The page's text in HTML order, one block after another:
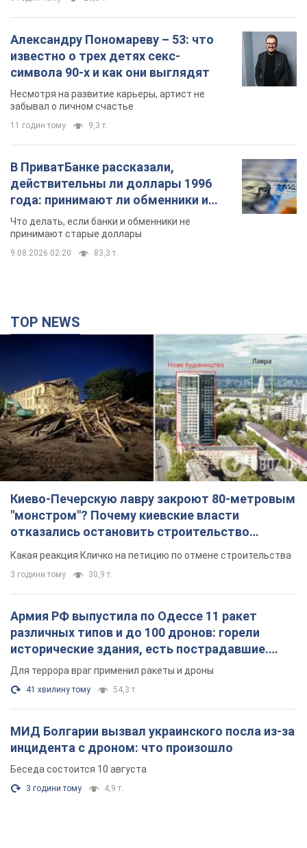
Александру Пономареву – 53: что
известно о трех детях секс-
символа 90-х и как они выглядят
Несмотря на развитие карьеры, артист не
забывал о личном счастье
11 годин тому 9,3 т.
В ПриватБанке рассказали,
действительны ли доллары 1996
года: принимают ли обменники и
банки такие купюры
Что делать, если банки и обменники не
принимают старые доллары
9.08.2026 02:20 83,3 т.
TOP NEWS
Киево-Печерскую лавру закроют 80-метровым
"монстром"? Почему киевские власти
отказались остановить строительство
небоскреба "московского верующего"
Какая реакция Кличко на петицию по отмене строительства
3 години тому 30,9 т.
Армия РФ выпустила по Одессе 11 ракет
различных типов и до 100 дронов: горели
исторические здания, есть пострадавшие.
Фото и видео
Для террора враг применил ракеты и дроны
41 хвилину тому 54,3 т.
МИД Болгарии вызвал украинского посла из-за
инцидента с дроном: что произошло
Беседа состоится 10 августа
3 години тому 4,9 т.